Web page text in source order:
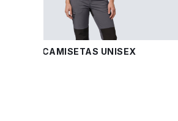
CAMISETAS UNISEX